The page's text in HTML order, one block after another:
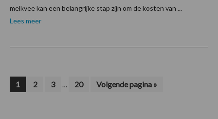
melkvee kan een belangrijke stap zijn om de kosten van ...
Lees meer
Pagina
1 Pagina
2 Pagina
3
Interim
… Pagina
20
Ga
naar
Volgende pagina »